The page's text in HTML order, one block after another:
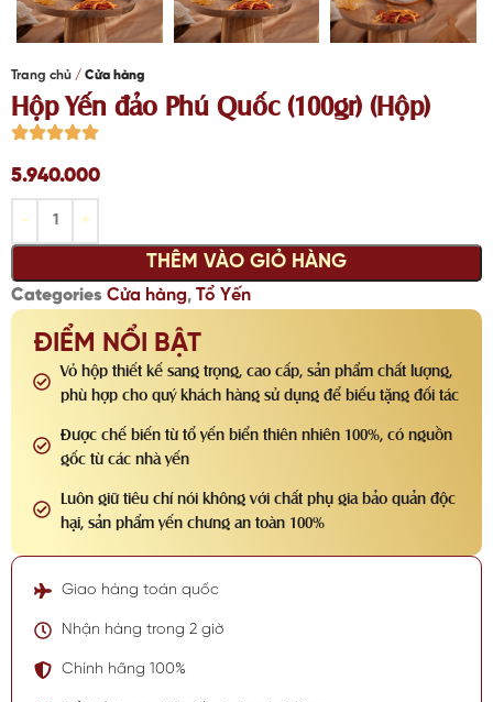
Trang chủ Cửa hàng
Hộp Yến đảo Phú Quốc (100gr) (Hộp)
5.940.000
THÊM VÀO GIỎ HÀNG
Categories Cửa hàng, Tổ Yến
ĐIỂM NỔI BẬT
Vỏ hộp thiết kế sang trọng, cao cấp, sản phẩm chất lượng,
phù hợp cho quý khách hàng sử dụng để biếu tặng đối tác
Được chế biến từ tổ yến biển thiên nhiên 100%, có nguồn
gốc từ các nhà yến
Luôn giữ tiêu chí nói không với chất phụ gia bảo quản độc
hại, sản phẩm yến chưng an toàn 100%
Giao hàng toán quốc
Nhận hàng trong 2 giờ
Chính hãng 100%